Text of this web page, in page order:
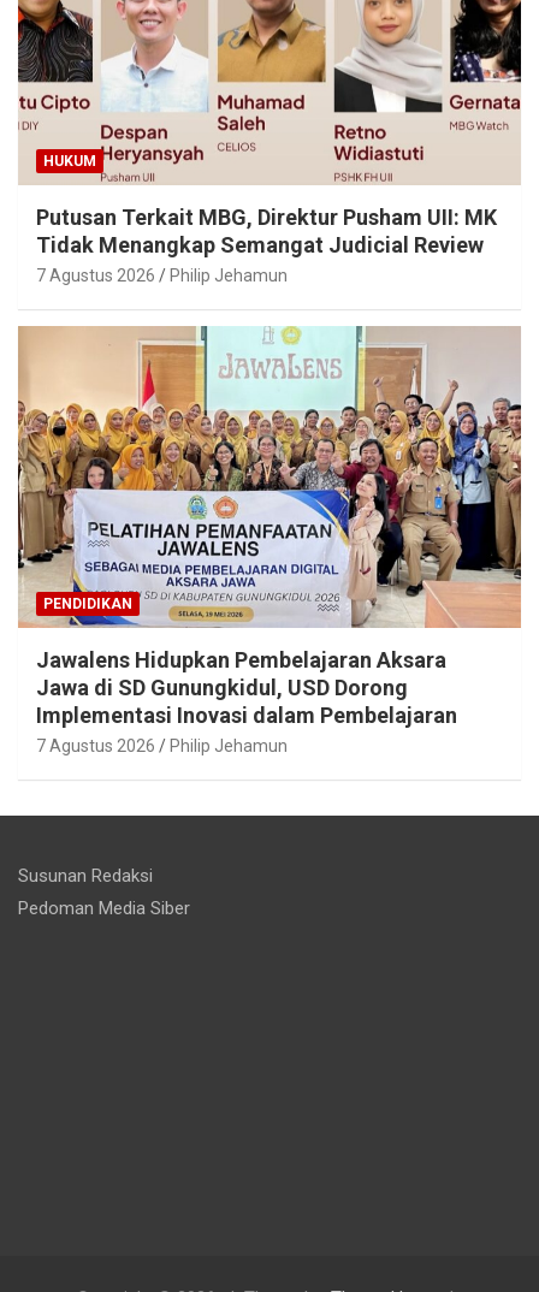
HUKUM
Putusan Terkait MBG, Direktur Pusham UII: MK
Tidak Menangkap Semangat Judicial Review
7 Agustus 2026 Philip Jehamun
PENDIDIKAN
Jawalens Hidupkan Pembelajaran Aksara
Jawa di SD Gunungkidul, USD Dorong
Implementasi Inovasi dalam Pembelajaran
7 Agustus 2026 Philip Jehamun
Susunan Redaksi
Pedoman Media Siber